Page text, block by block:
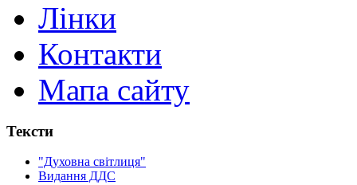
Лінки
Контакти
Мапа сайту
Тексти
"Духовна світлиця"
Видання ДДС